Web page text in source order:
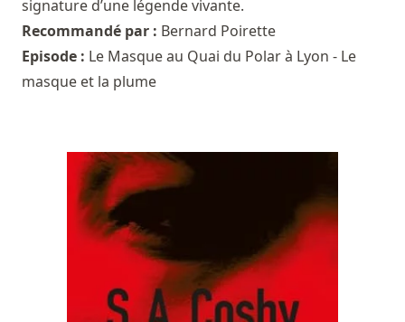
signature d’une légende vivante.
Recommandé par : Bernard Poirette
Episode : Le Masque au Quai du Polar à Lyon - Le
masque et la plume